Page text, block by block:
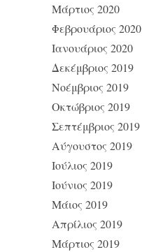
Μάρτιος 2020
Φεβρουάριος 2020
Ιανουάριος 2020
Δεκέμβριος 2019
Νοέμβριος 2019
Οκτώβριος 2019
Σεπτέμβριος 2019
Αύγουστος 2019
Ιούλιος 2019
Ιούνιος 2019
Μάιος 2019
Απρίλιος 2019
Μάρτιος 2019